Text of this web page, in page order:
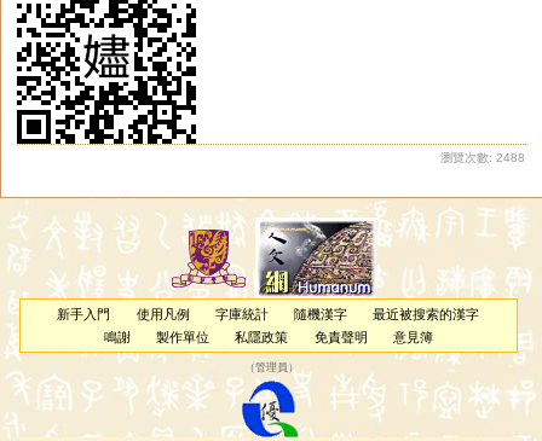
瀏覽次數: 2488
新手入門 使用凡例 字庫統計 隨機漢字
最近被搜索的漢字
鳴謝
製作單位 私隱政策 免責聲明 意見簿
（管理員 ）